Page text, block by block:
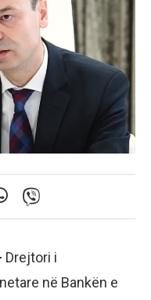
Drejtori i
në Bankën e